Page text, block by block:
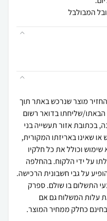
המבולבל
מוצר שנרכש באתר תוך
הבאתו/שליחתו בדואר רשום
בכתובת אזור תעשייה בני
שאינו באריזתו המקורית,
וכולל את כל חלקיו
על ידי הלקוח. בהחלפה
על גבי חשבונית הרכישה.
התשלום בו שולם. ספרק
עלות המשלוח גם אם
כחלק ממחיר המוצר.